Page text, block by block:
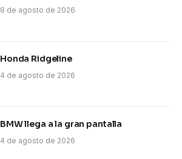
8 de agosto de 2026
Honda Ridgeline
4 de agosto de 2026
BMW llega a la gran pantalla
4 de agosto de 2026